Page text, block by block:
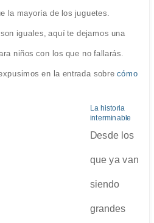
la mayoría de los juguetes.
iguales, aquí te dejamos una
niños con los que no fallarás.
en la entrada sobrecómo
La historia
interminable
Desde los
que ya van
siendo
grandes